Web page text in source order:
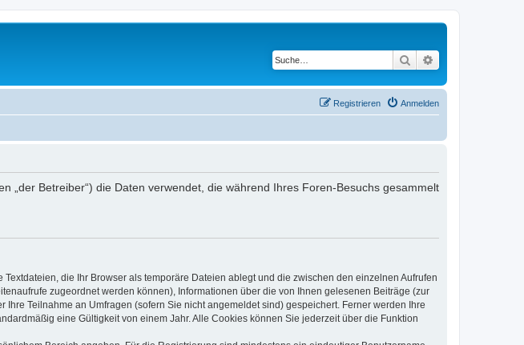
Suche
Anmelden
Registrieren
„der Betreiber“) die Daten verwendet, die während Ihres Foren-Besuchs gesammelt
die Ihr Browser als temporäre Dateien ablegt und die zwischen den einzelnen Aufrufen
zugeordnet werden können), Informationen über die von Ihnen gelesenen Beiträge (zur
Teilnahme an Umfragen (sofern Sie nicht angemeldet sind) gespeichert. Ferner werden Ihre
eine Gültigkeit von einem Jahr. Alle Cookies können Sie jederzeit über die Funktion